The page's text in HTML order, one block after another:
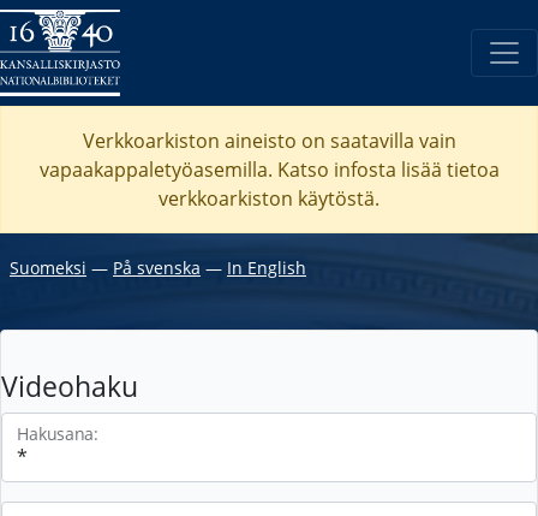
Verkkoarkiston aineisto on saatavilla vain
vapaakappaletyöasemilla. Katso infosta lisää tietoa
verkkoarkiston käytöstä.
Suomeksi ― På svenska ― In English
Videohaku
Hakusana: